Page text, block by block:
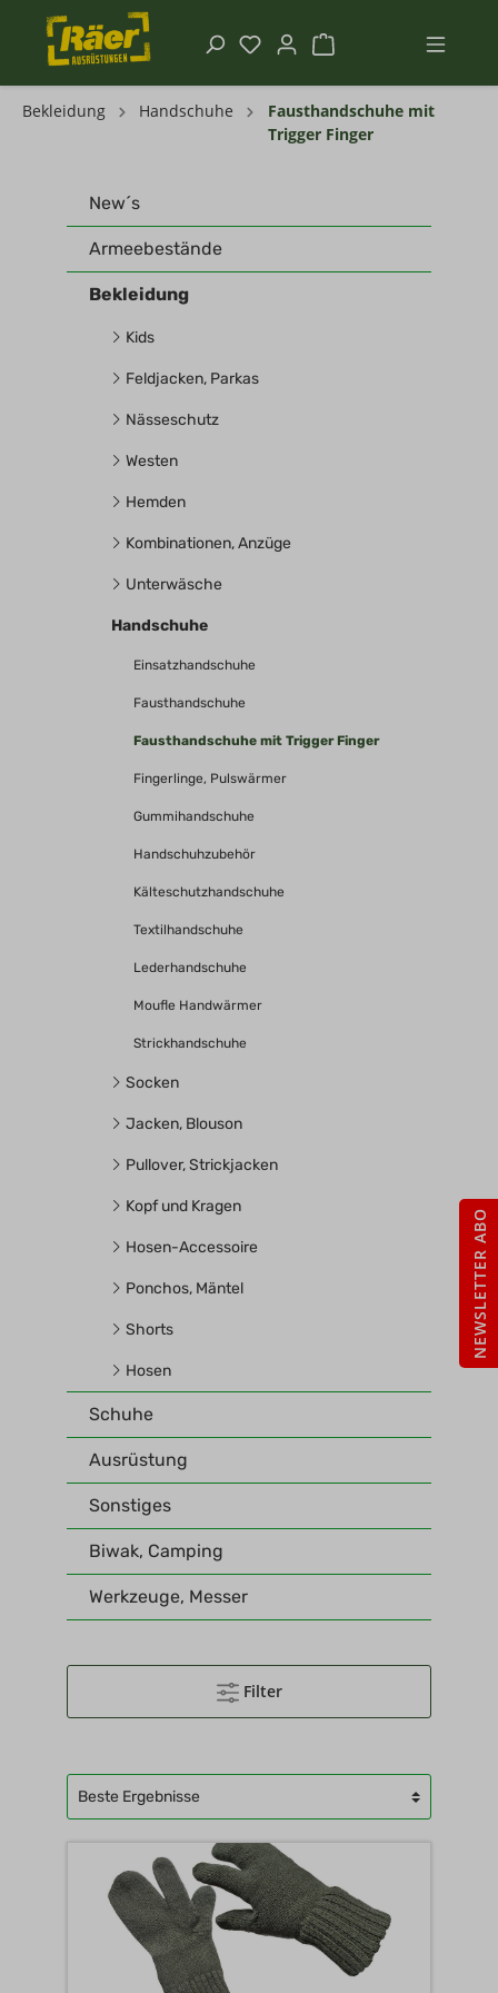
Bekleidung Handschuhe
Fausthandschuhe mit
Trigger Finger
New´s
Armeebestände
Bekleidung
Kids
Feldjacken, Parkas
Nässeschutz
Westen
Hemden
Kombinationen, Anzüge
Unterwäsche
Handschuhe
Einsatzhandschuhe
Fausthandschuhe
Fausthandschuhe mit Trigger Finger
Fingerlinge, Pulswärmer
Gummihandschuhe
Handschuhzubehör
Kälteschutzhandschuhe
Textilhandschuhe
Lederhandschuhe
Moufle Handwärmer
Strickhandschuhe
Socken
Jacken, Blouson
Pullover, Strickjacken
Kopf und Kragen
Hosen-Accessoire
Ponchos, Mäntel
Shorts
Hosen
Schuhe
Ausrüstung
Sonstiges
Biwak, Camping
Werkzeuge, Messer
Filter
NEWSLETTER ABO